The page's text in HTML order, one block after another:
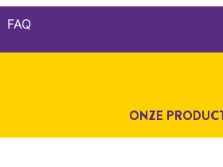
FAQ
ONZE